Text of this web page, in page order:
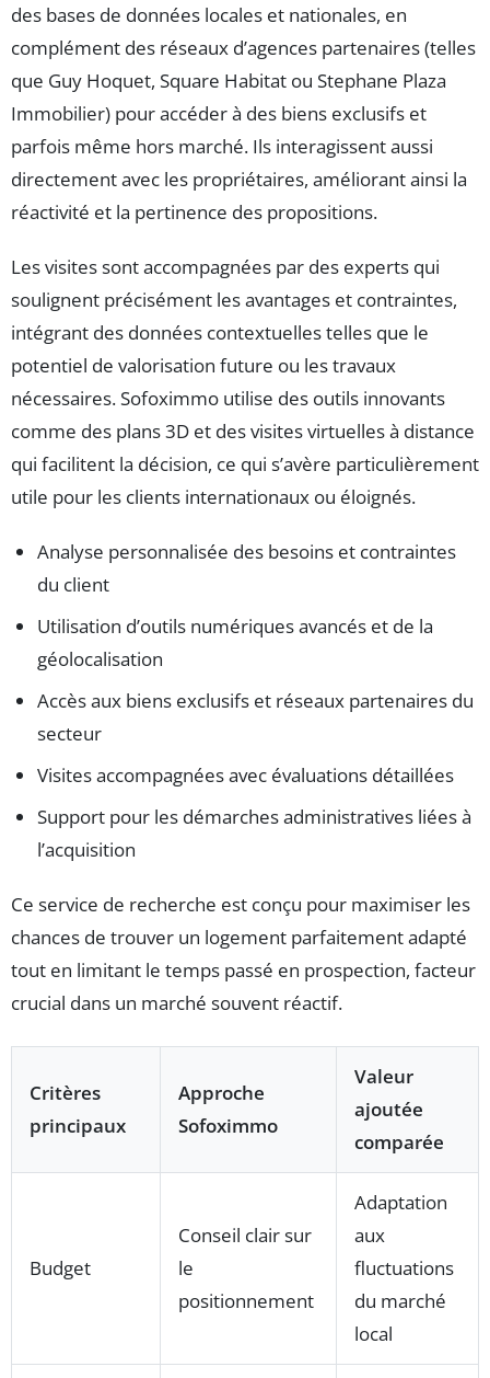
des bases de données locales et nationales, en
complément des réseaux d’agences partenaires (telles
que Guy Hoquet, Square Habitat ou Stephane Plaza
Immobilier) pour accéder à des biens exclusifs et
parfois même hors marché. Ils interagissent aussi
directement avec les propriétaires, améliorant ainsi la
réactivité et la pertinence des propositions.
Les visites sont accompagnées par des experts qui
soulignent précisément les avantages et contraintes,
intégrant des données contextuelles telles que le
potentiel de valorisation future ou les travaux
nécessaires. Sofoximmo utilise des outils innovants
comme des plans 3D et des visites virtuelles à distance
qui facilitent la décision, ce qui s’avère particulièrement
utile pour les clients internationaux ou éloignés.
Analyse personnalisée des besoins et contraintes
du client
Utilisation d’outils numériques avancés et de la
géolocalisation
Accès aux biens exclusifs et réseaux partenaires du
secteur
Visites accompagnées avec évaluations détaillées
Support pour les démarches administratives liées à
l’acquisition
Ce service de recherche est conçu pour maximiser les
chances de trouver un logement parfaitement adapté
tout en limitant le temps passé en prospection, facteur
crucial dans un marché souvent réactif.
Critères
principaux
Approche
Sofoximmo
Valeur
ajoutée
comparée
Budget
Conseil clair sur
le
positionnement
Adaptation
aux
fluctuations
du marché
local